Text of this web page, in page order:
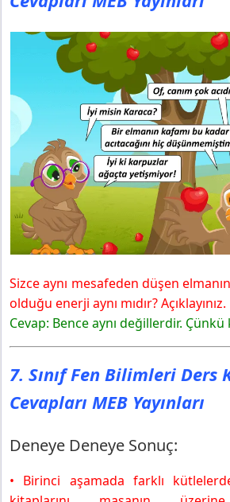
7. Sınıf Fen Bilimleri Ders Kitabı
MEB Yayınları
Deneye Deneye Sonuç:
7. Sınıf Fen Bilimleri Ders Kitabı
MEB Yayınları
Pekiştirme Atölyesi
7. Sınıf Fen Bilimleri Ders Kitabı
MEB Yayınları
Sahne Senin
Sizce aynı mesafeden düşen
olduğu enerji aynı mıdır? Açıklayınız.
Cevap: Bence aynı değillerdir. Çünkü
7. Sınıf Fen Bilimleri Ders
Cevapları MEB Yayınları
Deneye Deneye Sonuç:
• Birinci aşamada farklı